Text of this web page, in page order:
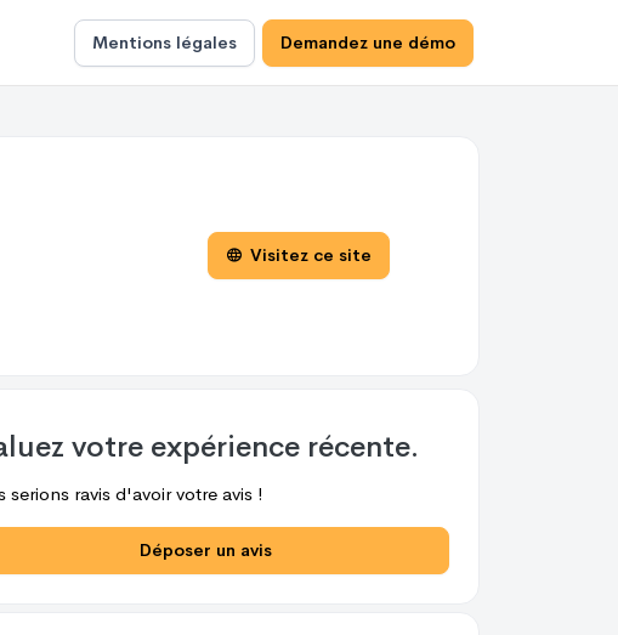
Mentions légales Demandez une démo
Visitez ce site
votre expérience récente.
serions ravis d'avoir votre avis !
Déposer un avis